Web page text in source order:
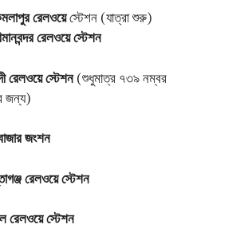
রেলওয়েস্টেশন (যাত্রা শুরু)
রেলওয়ে স্টেশন
রেলওয়ে স্টেশন (শুধুমাত্র ৭৩৯ নম্বর
জন্য)
জংশন
রেলওয়ে স্টেশন
রেলওয়ে স্টেশন